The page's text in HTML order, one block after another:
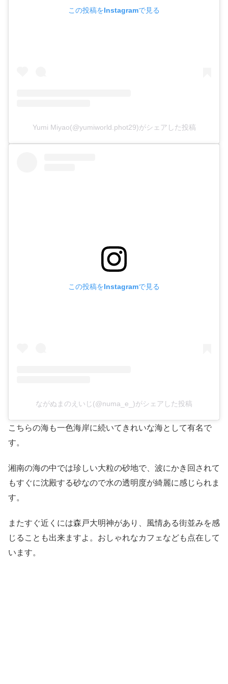
この投稿をInstagramで見る
Yumi Miyao(@yumiworld.phot29)がシェアした投稿
この投稿をInstagramで見る
ながぬまのえいじ(@numa_e_)がシェアした投稿
こちらの海も一色海岸に続いてきれいな海として有名で
す。
湘南の海の中では珍しい大粒の砂地で、波にかき回されて
もすぐに沈殿する砂なので水の透明度が綺麗に感じられま
す。
またすぐ近くには森戸大明神があり、風情ある街並みを感
じることも出来ますよ。おしゃれなカフェなども点在して
います。